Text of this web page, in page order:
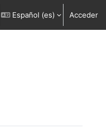
de búsqueda de entrada
Español ‎(es)‎ Acceder